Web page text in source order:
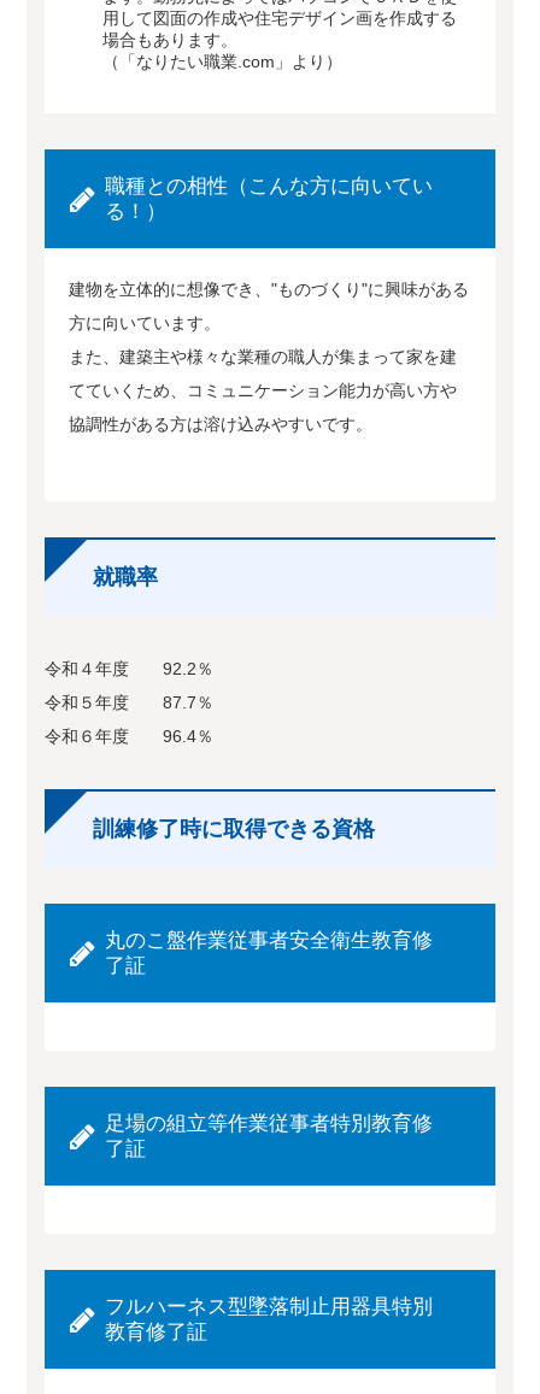
用して図面の作成や住宅デザイン画を作成する
場合もあります。
（「なりたい職業.com」より）
職種との相性（こんな方に向いてい
る！）
建物を立体的に想像でき、"ものづくり"に興味がある
方に向いています。
また、建築主や様々な業種の職人が集まって家を建
てていくため、コミュニケーション能力が高い方や
協調性がある方は溶け込みやすいです。
就職率
令和４年度 92.2％
令和５年度 87.7％
令和６年度 96.4％
訓練修了時に取得できる資格
丸のこ盤作業従事者安全衛生教育修
了証
足場の組立等作業従事者特別教育修
了証
フルハーネス型墜落制止用器具特別
教育修了証